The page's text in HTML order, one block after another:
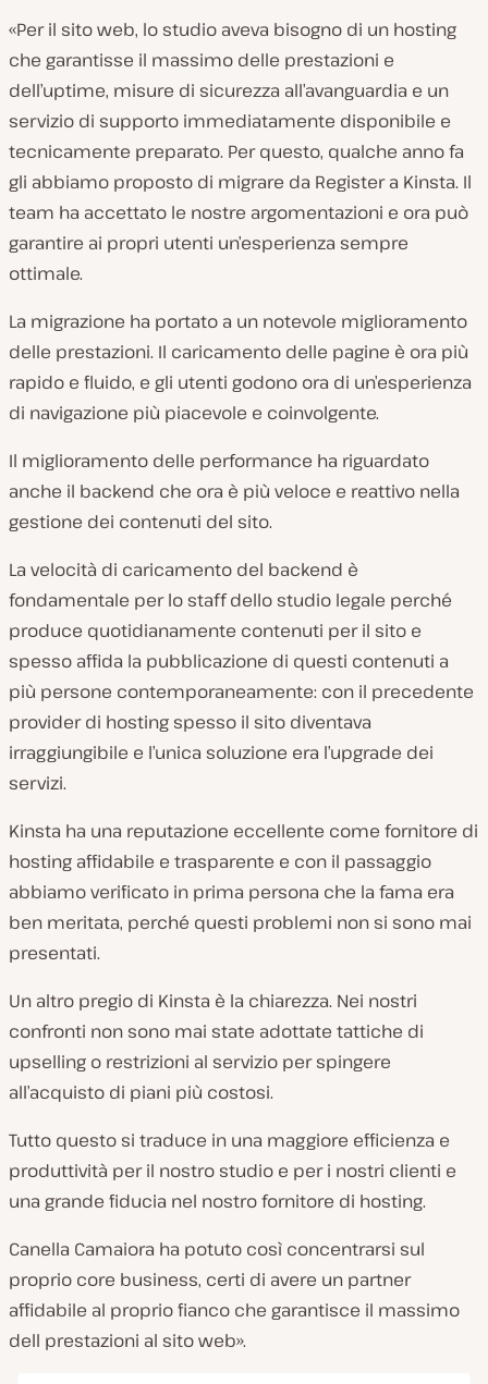
«Per il sito web, lo studio aveva bisogno di un hosting
che garantisse il massimo delle prestazioni e
dell’uptime, misure di sicurezza all’avanguardia e un
servizio di supporto immediatamente disponibile e
tecnicamente preparato. Per questo, qualche anno fa
gli abbiamo proposto di migrare da Register a Kinsta. Il
team ha accettato le nostre argomentazioni e ora può
garantire ai propri utenti un’esperienza sempre
ottimale.
La migrazione ha portato a un notevole miglioramento
delle prestazioni. Il caricamento delle pagine è ora più
rapido e fluido, e gli utenti godono ora di un’esperienza
di navigazione più piacevole e coinvolgente.
Il miglioramento delle performance ha riguardato
anche il backend che ora è più veloce e reattivo nella
gestione dei contenuti del sito.
La velocità di caricamento del backend è
fondamentale per lo staff dello studio legale perché
produce quotidianamente contenuti per il sito e
spesso affida la pubblicazione di questi contenuti a
più persone contemporaneamente: con il precedente
provider di hosting spesso il sito diventava
irraggiungibile e l’unica soluzione era l’upgrade dei
servizi.
Kinsta ha una reputazione eccellente come fornitore di
hosting affidabile e trasparente e con il passaggio
abbiamo verificato in prima persona che la fama era
ben meritata, perché questi problemi non si sono mai
presentati.
Un altro pregio di Kinsta è la chiarezza. Nei nostri
confronti non sono mai state adottate tattiche di
upselling o restrizioni al servizio per spingere
all’acquisto di piani più costosi.
Tutto questo si traduce in una maggiore efficienza e
produttività per il nostro studio e per i nostri clienti e
una grande fiducia nel nostro fornitore di hosting.
Canella Camaiora ha potuto così concentrarsi sul
proprio core business, certi di avere un partner
affidabile al proprio fianco che garantisce il massimo
dell prestazioni al sito web».